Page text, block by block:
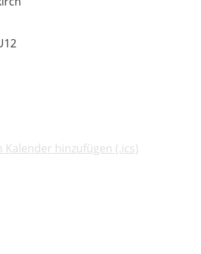
Kalender hinzufügen (.ics)